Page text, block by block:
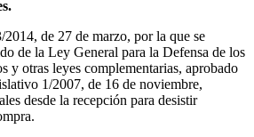
de 27 de marzo, por la que se
de la Ley General para la Defensa de los
y otras leyes complementarias, aprobado
1/2007, de 16 de noviembre,
desde la recepción para desistir